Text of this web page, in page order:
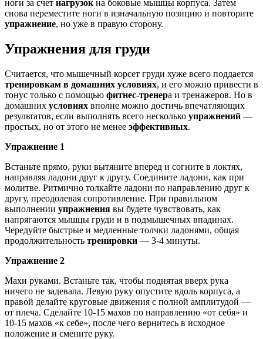
ноги за счет нагрузок на боковые мышцы корпуса. Затем
снова переместите ноги в изначальную позицию и повторите
упражнение, но уже в правую сторону.
Упражнения для груди
Считается, что мышечный корсет груди хуже всего поддается
тренировкам в домашних условиях, и его можно привести в
тонус только с помощью фитнес-тренера и тренажеров. Но в
домашних условиях вполне можно достичь впечатляющих
результатов, если выполнять всего несколько упражнений —
простых, но от этого не менее эффективных.
Упражнение 1
Встаньте прямо, руки вытяните вперед и согните в локтях,
направляя ладони друг к другу. Соедините ладони, как при
молитве. Ритмично толкайте ладони по направлению друг к
другу, преодолевая сопротивление. При правильном
выполнении упражнения вы будете чувствовать, как
напрягаются мышцы груди и в подмышечных впадинах.
Чередуйте быстрые и медленные толчки ладонями, общая
продолжительность тренировки — 3-4 минуты.
Упражнение 2
Махи руками. Встаньте так, чтобы поднятая вверх рука
ничего не задевала. Левую руку опустите вдоль корпуса, а
правой делайте круговые движения с полной амплитудой —
от плеча. Сделайте 10-15 махов по направлению «от себя» и
10-15 махов «к себе», после чего вернитесь в исходное
положение и смените руку.